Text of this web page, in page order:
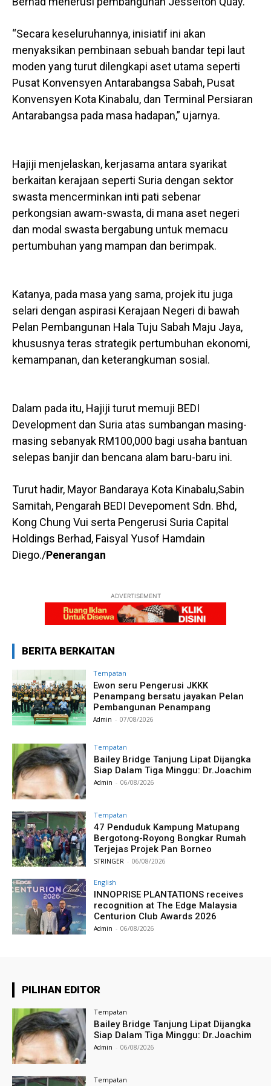
“Secara keseluruhannya, inisiatif ini akan
menyaksikan pembinaan sebuah bandar tepi laut
moden yang turut dilengkapi aset utama seperti
Pusat Konvensyen Antarabangsa Sabah, Pusat
Konvensyen Kota Kinabalu, dan Terminal Persiaran
Antarabangsa pada masa hadapan,” ujarnya.
Hajiji menjelaskan, kerjasama antara syarikat
berkaitan kerajaan seperti Suria dengan sektor
swasta mencerminkan inti pati sebenar
perkongsian awam-swasta, di mana aset negeri
dan modal swasta bergabung untuk memacu
pertumbuhan yang mampan dan berimpak.
Katanya, pada masa yang sama, projek itu juga
selari dengan aspirasi Kerajaan Negeri di bawah
Pelan Pembangunan Hala Tuju Sabah Maju Jaya,
khususnya teras strategik pertumbuhan ekonomi,
kemampanan, dan keterangkuman sosial.
Dalam pada itu, Hajiji turut memuji BEDI
Development dan Suria atas sumbangan masing-
masing sebanyak RM100,000 bagi usaha bantuan
selepas banjir dan bencana alam baru-baru ini.
Turut hadir, Mayor Bandaraya Kota Kinabalu,Sabin
Samitah, Pengarah BEDI Devepoment Sdn. Bhd,
Kong Chung Vui serta Pengerusi Suria Capital
Holdings Berhad, Faisyal Yusof Hamdain
Diego./Penerangan
ADVERTISEMENT
BERITA BERKAITAN
Tempatan
Ewon seru Pengerusi JKKK
Penampang bersatu jayakan Pelan
Pembangunan Penampang
Admin - 07/08/2026
Tempatan
Bailey Bridge Tanjung Lipat Dijangka
Siap Dalam Tiga Minggu: Dr.Joachim
Admin - 06/08/2026
Tempatan
47 Penduduk Kampung Matupang
Bergotong-Royong Bongkar Rumah
Terjejas Projek Pan Borneo
STRINGER - 06/08/2026
English
INNOPRISE PLANTATIONS receives
recognition at The Edge Malaysia
Centurion Club Awards 2026
Admin - 06/08/2026
PILIHAN EDITOR
Tempatan
Bailey Bridge Tanjung Lipat Dijangka
Siap Dalam Tiga Minggu: Dr.Joachim
Admin - 06/08/2026
Tempatan